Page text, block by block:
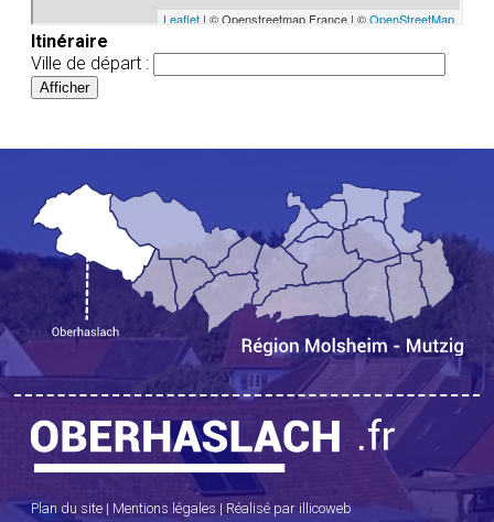
Itinéraire
Ville de départ :
Plan du site | Mentions légales | Réalisé par illicoweb